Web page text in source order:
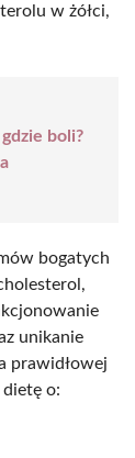
w żółci,
boli?
bogatych
unikanie
prawidłowej
o: